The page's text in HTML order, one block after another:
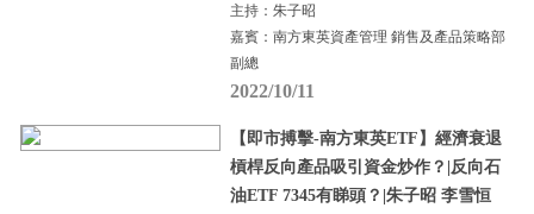
主持：朱子昭
嘉賓：南方東英資產管理 銷售及產品策略部
副總
2022/10/11
【即市搏擊-南方東英ETF】經濟衰退
槓桿反向產品吸引資金炒作？|反向石
油ETF 7345有睇頭？|朱子昭 李雪恒